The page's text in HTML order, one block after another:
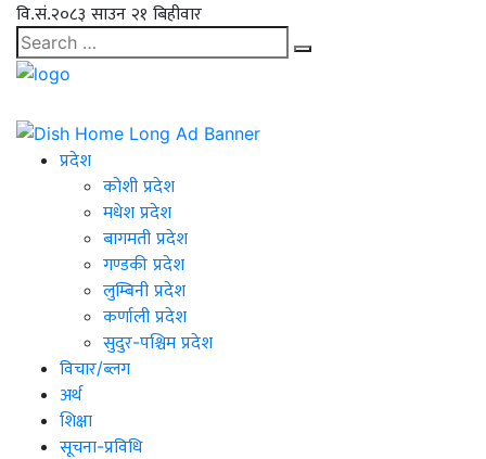
वि.सं.२०८३ साउन २१ बिहीवार
प्रदेश
कोशी प्रदेश
मधेश प्रदेश
बागमती प्रदेश
गण्डकी प्रदेश
लुम्बिनी प्रदेश
कर्णाली प्रदेश
सुदुर-पश्चिम प्रदेश
विचार/ब्लग
अर्थ
शिक्षा
सूचना-प्रविधि